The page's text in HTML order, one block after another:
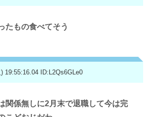
たもの食べてそう
19:55:16.04 ID:L2Qs6GLe0
関係無しに2月末で退職して今は完